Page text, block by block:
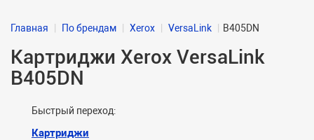
Главная По брендам Xerox VersaLink B405DN
Картриджи Xerox VersaLink
B405DN
Быстрый переход:
Картриджи